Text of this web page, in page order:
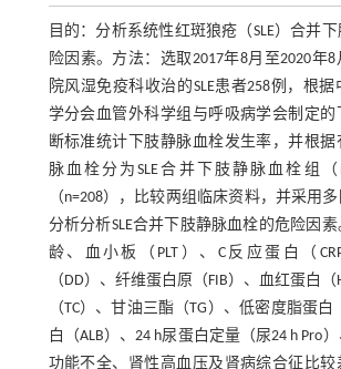
目的：分析系统性红斑狼疮（SLE）合并
险因素。方法：选取2017年8月至2020年
院风湿免疫科收治的SLE患者258例，根
学分会血管外科学组与呼吸病学会制定的
断标准统计下肢静脉血栓发生率，并根
脉血栓分为SLE合并下肢静脉血栓组（
（n=208），比较两组临床资料，并采用多
分析分析SLE合并下肢静脉血栓的危险因
龄、血小板（PLT）、C反应蛋白（
（DD）、纤维蛋白原（FIB）、血红蛋白
（TC）、甘油三酯（TG）、低密度脂蛋白
白（ALB）、24 h尿蛋白定量（尿24 h Pro
功能不全、肾性高血压及肾病综合征比较